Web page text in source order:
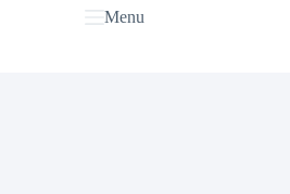
Menu